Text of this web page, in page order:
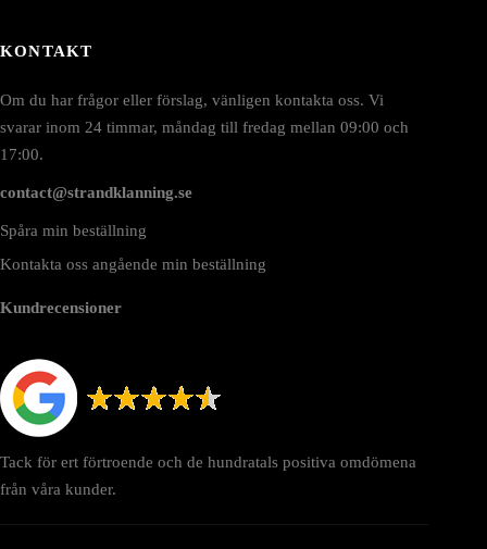
KONTAKT
Om du har frågor eller förslag, vänligen kontakta oss. Vi
svarar inom 24 timmar, måndag till fredag mellan 09:00 och
17:00.
contact@strandklanning.se
Spåra min beställning
Kontakta oss angående min beställning
Kundrecensioner
Tack för ert förtroende och de hundratals positiva omdömena
från våra kunder.